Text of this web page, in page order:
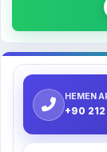
HEMEN
+90